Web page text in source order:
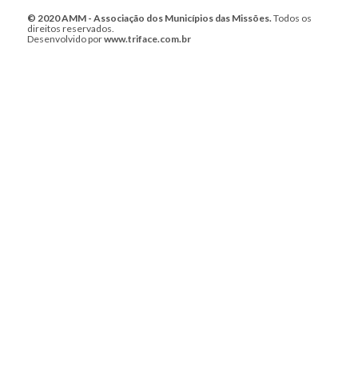
© 2020 AMM - Associação dos Municípios das Missões. Todos os
direitos reservados.
Desenvolvido porwww.triface.com.br